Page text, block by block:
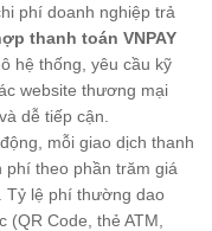
phí doanh nghiệp trả
thanh toán VNPAY
hệ thống, yêu cầu kỹ
website thương mại
dễ tiếp cận.
mỗi giao dịch thanh
phí theo phần trăm giá
Tỷ lệ phí thường dao
Code, thẻ ATM,